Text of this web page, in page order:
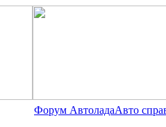
Форум АвтоладаАвто